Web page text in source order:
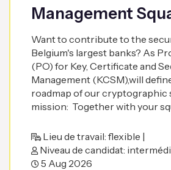
Management
Want to contribute to the
Belgium's largest banks? As
(PO) for Key, Certificate and
Management (KCSM),will
roadmap of our cryptographic
mission: Together with your
Lieu de travail: flexible |
Niveau de candidat:
5 Aug 2026